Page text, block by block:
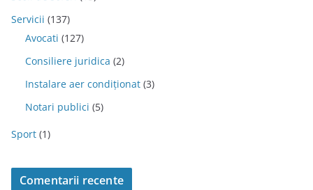
Servicii (137)
Avocati (127)
Consiliere juridica (2)
Instalare aer condiționat (3)
Notari publici (5)
Sport (1)
Comentarii recente